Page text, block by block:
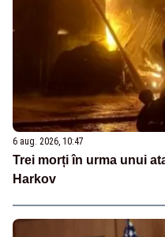
6 aug. 2026, 10:47
Trei morți în urma unui
Harkov